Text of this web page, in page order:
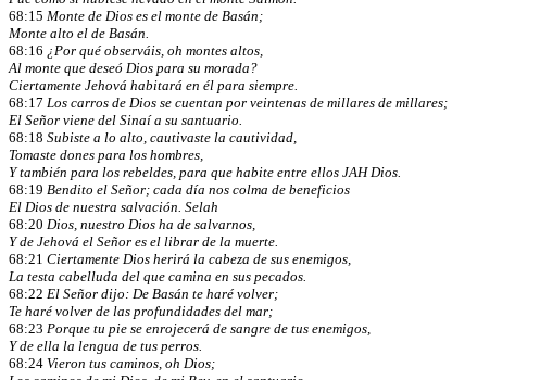
68:15 Monte de Dios es el monte de Basán;
Monte alto el de Basán.
68:16 ¿Por qué observáis, oh montes altos,
Al monte que deseó Dios para su morada?
Ciertamente Jehová habitará en él para siempre.
68:17 Los carros de Dios se cuentan por veintenas de millares de millares;
El Señor viene del Sinaí a su santuario.
68:18 Subiste a lo alto, cautivaste la cautividad,
Tomaste dones para los hombres,
Y también para los rebeldes, para que habite entre ellos JAH Dios.
68:19 Bendito el Señor; cada día nos colma de beneficios
El Dios de nuestra salvación. Selah
68:20 Dios, nuestro Dios ha de salvarnos,
Y de Jehová el Señor es el librar de la muerte.
68:21 Ciertamente Dios herirá la cabeza de sus enemigos,
La testa cabelluda del que camina en sus pecados.
68:22 El Señor dijo: De Basán te haré volver;
Te haré volver de las profundidades del mar;
68:23 Porque tu pie se enrojecerá de sangre de tus enemigos,
Y de ella la lengua de tus perros.
68:24 Vieron tus caminos, oh Dios;